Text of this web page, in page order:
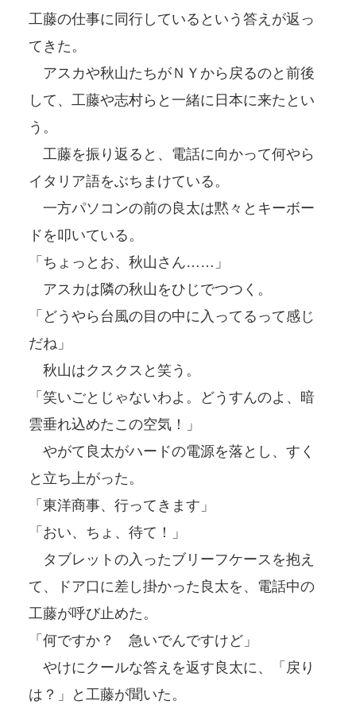
工藤の仕事に同行しているという答えが返っ
てきた。
アスカや秋山たちがＮＹから戻るのと前後
して、工藤や志村らと一緒に日本に来たとい
う。
工藤を振り返ると、電話に向かって何やら
イタリア語をぶちまけている。
一方パソコンの前の良太は黙々とキーボー
ドを叩いている。
「ちょっとお、秋山さん……」
アスカは隣の秋山をひじでつつく。
「どうやら台風の目の中に入ってるって感じ
だね」
秋山はクスクスと笑う。
「笑いごとじゃないわよ。どうすんのよ、暗
雲垂れ込めたこの空気！」
やがて良太がハードの電源を落とし、すく
と立ち上がった。
「東洋商事、行ってきます」
「おい、ちょ、待て！」
タブレットの入ったブリーフケースを抱え
て、ドア口に差し掛かった良太を、電話中の
工藤が呼び止めた。
「何ですか？ 急いでんですけど」
やけにクールな答えを返す良太に、「戻り
は？」と工藤が聞いた。